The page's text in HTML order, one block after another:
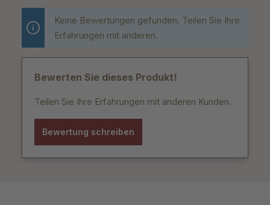
Durchschnittliche Bewertung von 0 von 5 Sternen
Keine Bewertungen gefunden. Teilen Sie Ihre
Erfahrungen mit anderen.
Bewerten Sie dieses Produkt!
Teilen Sie Ihre Erfahrungen mit anderen Kunden.
Bewertung schreiben